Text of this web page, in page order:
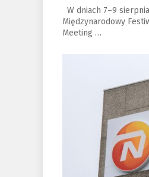
W dniach 7–9
Międzynarodowy
Meeting …